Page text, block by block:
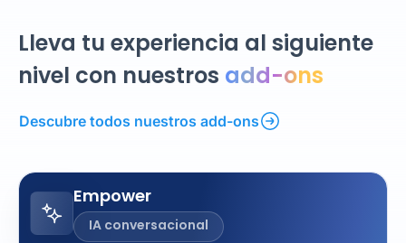
Lleva tu experiencia al siguiente
nivel con nuestros add-ons
Descubre todos nuestros add-ons
Empower
IA conversacional